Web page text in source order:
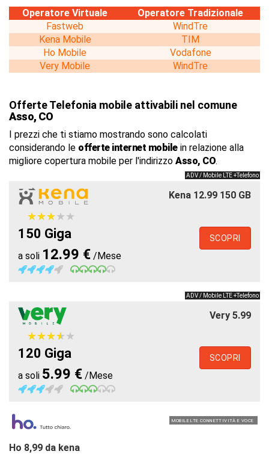
Operatore Virtuale
Operatore Tradizionale
Fastweb
WindTre
Kena Mobile
TIM
Ho Mobile
Vodafone
Very Mobile
WindTre
Offerte Telefonia mobile attivabili nel comune
Asso, CO
I prezzi che ti stiamo mostrando sono calcolati
considerando le offerte internet mobilein relazione alla
migliore copertura mobile per l'indirizzo Asso, CO.
ADV / Mobile LTE +Telefono
Kena 12.99 150 GB
★★★★★
★★★★★
150 Giga
a soli 12.99 € /Mese
SCOPRI
ADV / Mobile LTE +Telefono
Very 5.99
★★★★★
★★★★★
120 Giga
a soli 5.99 € /Mese
SCOPRI
MOBILE LTE CONNETTIVITÀ E VOCE
Ho 8,99 da kena